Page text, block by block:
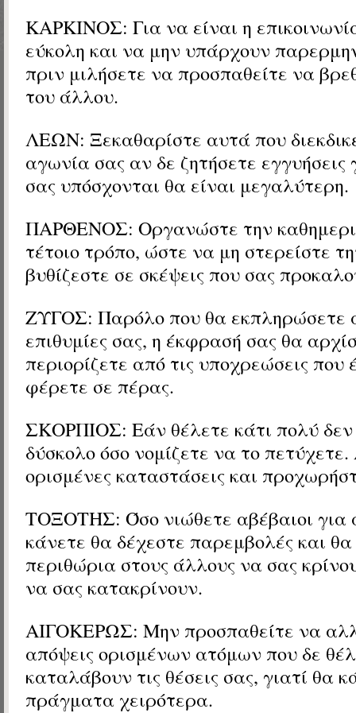
ΚΑΡΚΙΝΟΣ: Για να είναι η
εύκολη και να μην υπάρχουν
πριν μιλήσετε να προσπαθείτε να
του άλλου.
ΛΕΩΝ: Ξεκαθαρίστε αυτά που
αγωνία σας αν δε ζητήσετε
σας υπόσχονται θα είναι μεγαλύτερη.
ΠΑΡΘΕΝΟΣ: Οργανώστε την
τέτοιο τρόπο, ώστε να μη στερείστε
βυθίζεστε σε σκέψεις που σας
ΖΥΓΟΣ: Παρόλο που θα εκπληρώσετε
επιθυμίες σας, η έκφρασή σας θα
περιορίζετε από τις υποχρεώσεις που
φέρετε σε πέρας.
ΣΚΟΡΠΙΟΣ: Εάν θέλετε κάτι πολύ δεν
δύσκολο όσο νομίζετε να το
ορισμένες καταστάσεις και
ΤΟΞΟΤΗΣ: Όσο νιώθετε αβέβαιοι για
κάνετε θα δέχεστε παρεμβολές και
περιθώρια στους άλλους να σας
να σας κατακρίνουν.
ΑΙΓΟΚΕΡΩΣ: Μην προσπαθείτε να
απόψεις ορισμένων ατόμων που δε
καταλάβουν τις θέσεις σας, γιατί θα
πράγματα χειρότερα.